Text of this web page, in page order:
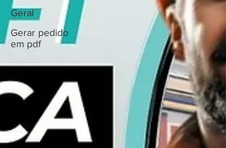
Geral
Gerar pedido
em pdf